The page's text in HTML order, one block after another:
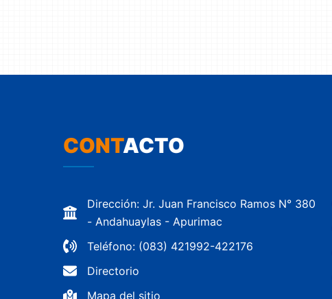
CONTACTO
Dirección: Jr. Juan Francisco Ramos N° 380
- Andahuaylas - Apurimac
Teléfono: (083) 421992-422176
Directorio
Mapa del sitio